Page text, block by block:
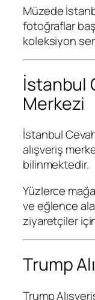
Müzede
fotoğraflar
koleksiyon
İstanbul
Merkezi
İstanbul
alışveriş
bilinmektedir.
Yüzlerce
ve eğlence
ziyaretçiler
Trump
Trump